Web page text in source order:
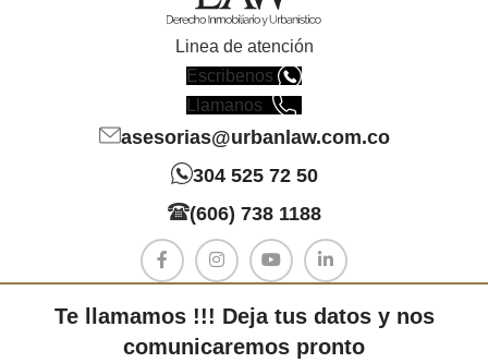
Linea de atención
Escribenos
Llamanos
asesorias@urbanlaw.com.co
304 525 72 50
(606) 738 1188
Te llamamos !!! Deja tus datos y nos
comunicaremos pronto